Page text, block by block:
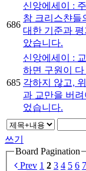
686
신앙에세이 :
참 크리스챤들
대한 기준과
았습니다.
685
신앙에세이 :
하면 구원이
각하지 않고,
과 교만을 버려
었습니다.
쓰기
Board Pagination
Prev 1 2 3 4 5 6 7